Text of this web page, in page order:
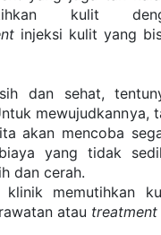
kulit
injeksi kulit yang
dan sehat,
mewujudkannya,
akan mencoba
yang tidak
dan cerah.
memutihkan
atau treatment